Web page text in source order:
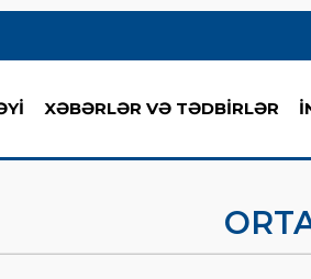
XƏBƏRLƏR VƏ TƏDBİRLƏR